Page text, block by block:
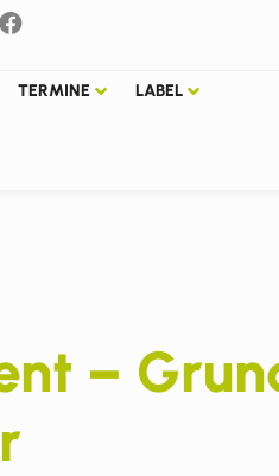
TERMINE LABEL
–